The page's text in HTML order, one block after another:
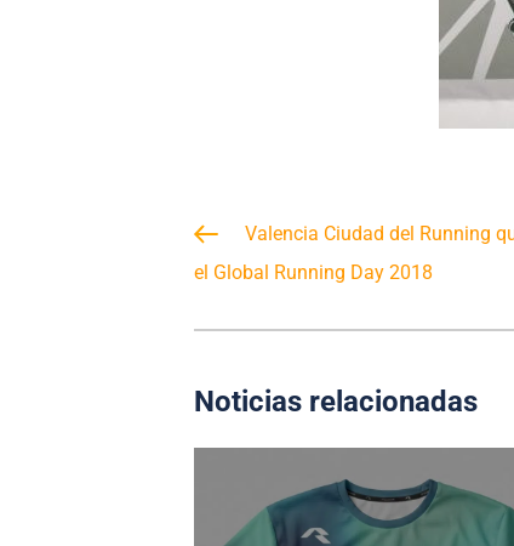
Valencia Ciudad del Running
el Global Running Day 2018
Noticias relacionadas